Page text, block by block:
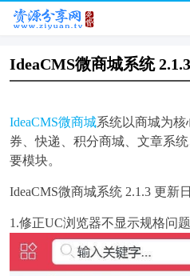
IdeaCMS微商城系统 2.1.3
IdeaCMS微商城系统以商城为
券、快递、积分商城、文章系
要模块。
IdeaCMS微商城系统 2.1.3 更新
1.修正UC浏览器不显示规格问题